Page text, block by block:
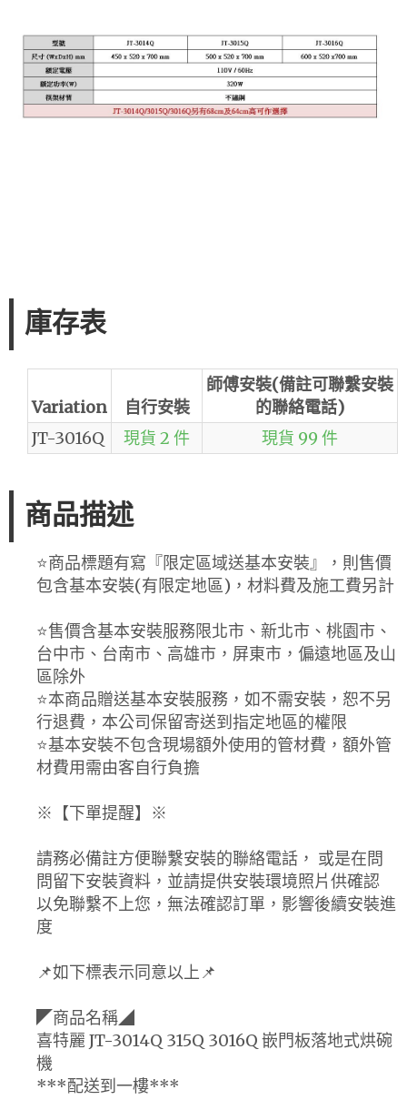
庫存表
Variation 自行安裝
師傅安裝(備註可聯繫安裝
的聯絡電話)
JT-3016Q
現貨 2 件 現貨 99 件
商品描述
⭐️商品標題有寫『限定區域送基本安裝』，則售價
包含基本安裝(有限定地區)，材料費及施工費另計
⭐️售價含基本安裝服務限北市、新北市、桃園市、
台中市、台南市、高雄市，屏東市，偏遠地區及山
區除外
⭐️本商品贈送基本安裝服務，如不需安裝，恕不另
行退費，本公司保留寄送到指定地區的權限
⭐️基本安裝不包含現場額外使用的管材費，額外管
材費用需由客自行負擔
※【下單提醒】※
請務必備註方便聯繫安裝的聯絡電話， 或是在問
問留下安裝資料，並請提供安裝環境照片供確認
以免聯繫不上您，無法確認訂單，影響後續安裝進
度
📌如下標表示同意以上📌
◤商品名稱◢
喜特麗 JT-3014Q 315Q 3016Q 嵌門板落地式烘碗
機
***配送到一樓***